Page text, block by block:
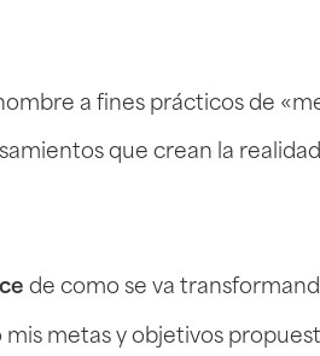
a fines prácticos de
que crean la
de como se va
metas y objetivos